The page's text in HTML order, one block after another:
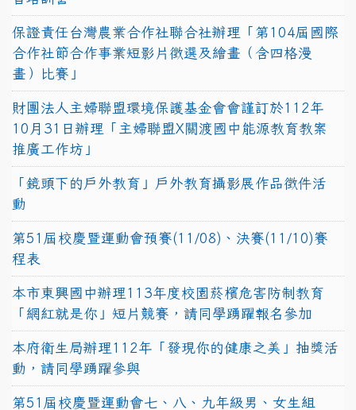
保證責任台灣農業合作社聯合社辦理「第104屆國際
合作社節合作事業短影片徵選及繪畫（含四格漫
畫）比賽」
財團法人主婦聯盟環境保護基金會會謹訂於112年
10月31日辦理「主婦聯盟X關渡國中能源教育教案
推廣工作坊」
「鏡頭下的戶外教育」戶外教育攝影展作品徵件活
動
第51屆校慶暨運動會預賽(11/08)、決賽(11/10)賽
程表
本市東興國中辦理113年度校園菸檳危害防制教育
「網紅就是你」短片競賽，請同學踴躍報名參加
本府衛生局辦理112年「發現你的健康之美」抽獎活
動，請同學踴躍參與
第51屆校慶暨運動會七、八、九年級男、女生組